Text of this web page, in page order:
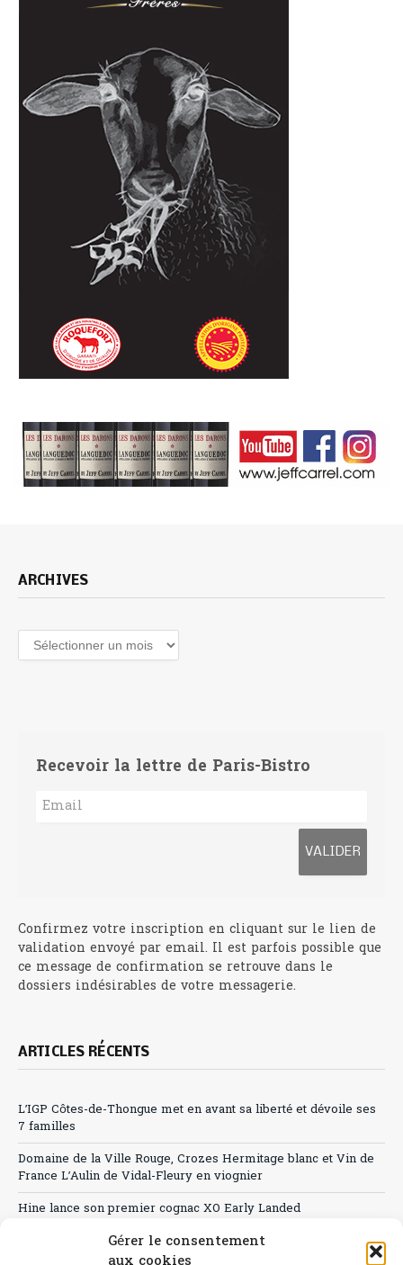
Gérer le consentement
ARCHIVES
Archives
Recevoir la lettre de Paris-Bistro
Confirmez votre inscription en cliquant sur le lien de
validation envoyé par email. Il est parfois possible que
ce message de confirmation se retrouve dans le
dossiers indésirables de votre messagerie.
ARTICLES RÉCENTS
L’IGP Côtes-de-Thongue met en avant sa liberté et dévoile ses
7 familles
Domaine de la Ville Rouge, Crozes Hermitage blanc et Vin de
France L’Aulin de Vidal-Fleury en viognier
Hine lance son premier cognac XO Early Landed
Canicule : A quand le CHR à « l’heure espagnole » ?